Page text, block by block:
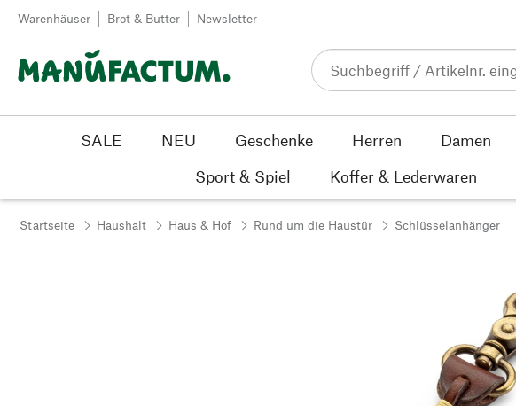
Zum Inhalt springen
Warenhäuser Brot & Butter Newsletter
SALE NEU Geschenke Herren Damen
Sport & Spiel
Koffer & Lederwaren
Startseite Haushalt Haus & Hof Rund um die Haustür Schlüsselanhänger